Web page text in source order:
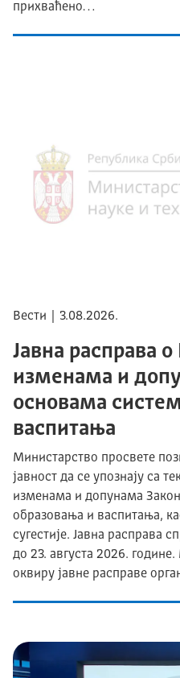
прихваћено…
Вести | 3.08.2026.
Јавна расправа
изменама и
основама
васпитања
Министарство просвете
јавност да се упознају са
изменама и допунама
образовања и васпитања,
сугестије. Јавна расправа
до 23. августа 2026.
оквиру јавне расправе